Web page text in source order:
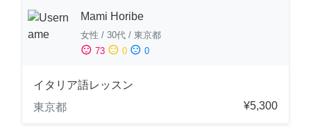
Mami Horibe
女性 / 30代 / 東京都
sentiment_satisfied 73 sentiment_neutral 0 sentiment_dissatisfied 0
イタリア語レッスン
東京都
¥5,300